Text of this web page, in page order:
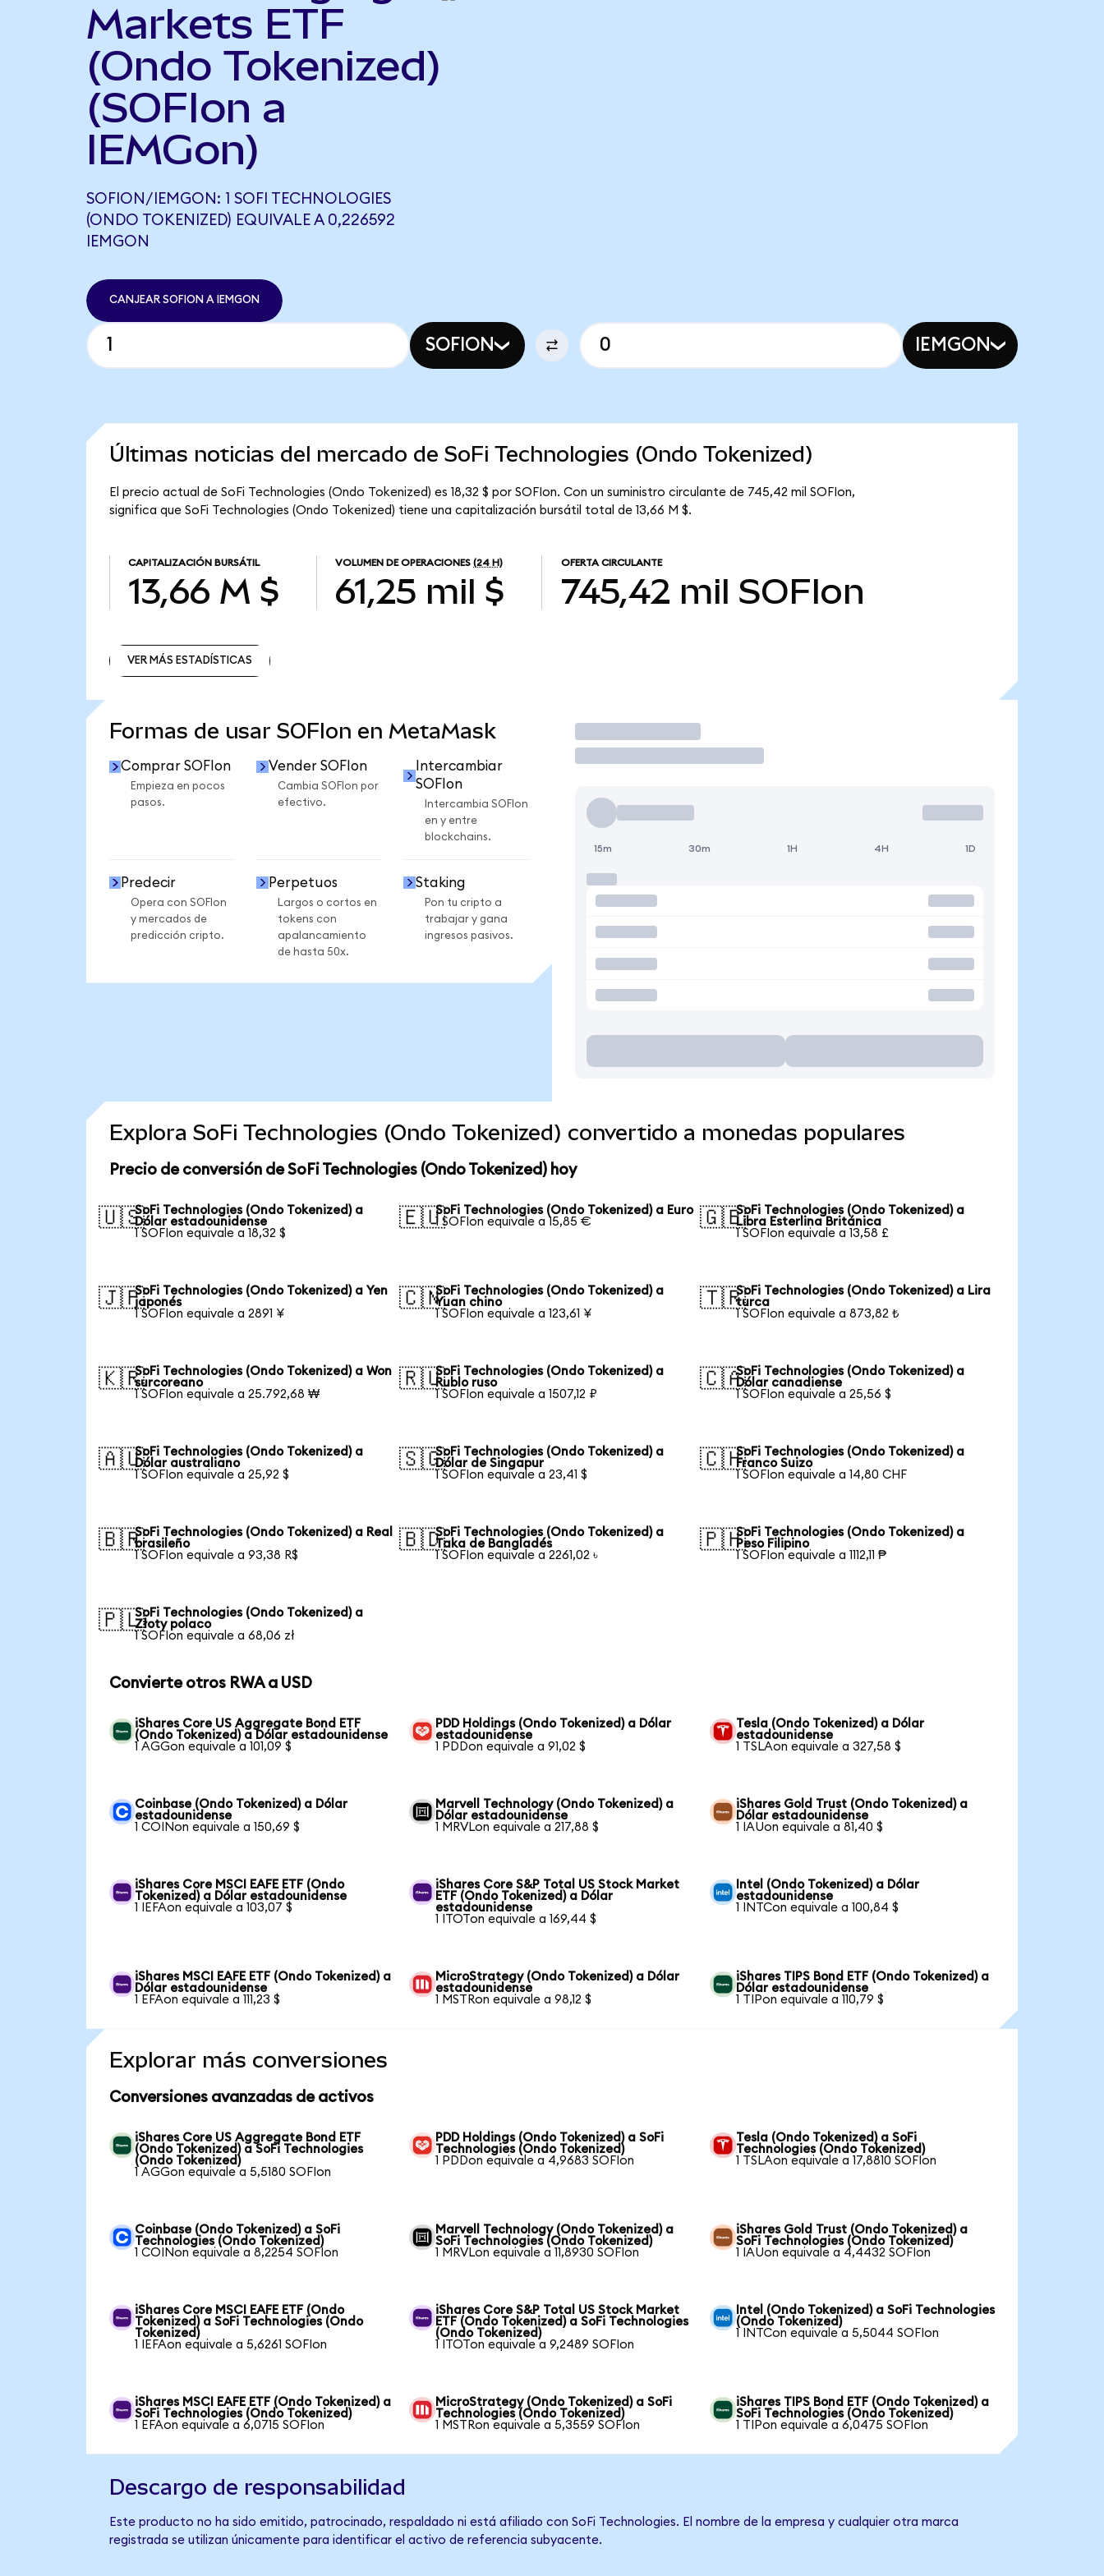
Markets ETF
(Ondo Tokenized)
(SOFIon a
IEMGon)
SOFION/IEMGON: 1 SOFI TECHNOLOGIES
(ONDO TOKENIZED) EQUIVALE A 0,226592
IEMGON
CANJEAR SOFION A IEMGON
SOFION IEMGON
Últimas noticias del mercado de SoFi Technologies (Ondo Tokenized)
El precio actual de SoFi Technologies (Ondo Tokenized) es 18,32 $ por SOFIon. Con un suministro circulante de 745,42 mil SOFIon,
significa que SoFi Technologies (Ondo Tokenized) tiene una capitalización bursátil total de 13,66 M $.
CAPITALIZACIÓN BURSÁTIL
13,66 M $
VOLUMEN DE OPERACIONES (24 H)
61,25 mil $
OFERTA CIRCULANTE
745,42 mil SOFIon
VER MÁS ESTADÍSTICAS
Formas de usar SOFIon en MetaMask
Comprar SOFIon
Empieza en pocos
pasos.
Vender SOFIon
Cambia SOFIon por
efectivo.
Intercambiar
SOFIon
Intercambia SOFIon
en y entre
blockchains.
Predecir
Opera con SOFIon
y mercados de
predicción cripto.
Perpetuos
Largos o cortos en
tokens con
apalancamiento
de hasta 50x.
Staking
Pon tu cripto a
trabajar y gana
ingresos pasivos.
Operar
15m 30m 1H 4H 1D
Explora SoFi Technologies (Ondo Tokenized) convertido a monedas populares
Precio de conversión de SoFi Technologies (Ondo Tokenized) hoy
🇺🇸SoFi Technologies (Ondo Tokenized) a
Dólar estadounidense
1 SOFIon equivale a 18,32 $
🇪🇺SoFi Technologies (Ondo Tokenized) a Euro
1 SOFIon equivale a 15,85 €
🇬🇧SoFi Technologies (Ondo Tokenized) a
Libra Esterlina Británica
1 SOFIon equivale a 13,58 £
🇯🇵SoFi Technologies (Ondo Tokenized) a Yen
japonés
1 SOFIon equivale a 2891 ¥
🇨🇳SoFi Technologies (Ondo Tokenized) a
Yuan chino
1 SOFIon equivale a 123,61 ¥
🇹🇷SoFi Technologies (Ondo Tokenized) a Lira
turca
1 SOFIon equivale a 873,82 ₺
🇰🇷SoFi Technologies (Ondo Tokenized) a Won
surcoreano
1 SOFIon equivale a 25.792,68 ₩
🇷🇺SoFi Technologies (Ondo Tokenized) a
Rublo ruso
1 SOFIon equivale a 1507,12 ₽
🇨🇦SoFi Technologies (Ondo Tokenized) a
Dólar canadiense
1 SOFIon equivale a 25,56 $
🇦🇺SoFi Technologies (Ondo Tokenized) a
Dólar australiano
1 SOFIon equivale a 25,92 $
🇸🇬SoFi Technologies (Ondo Tokenized) a
Dólar de Singapur
1 SOFIon equivale a 23,41 $
🇨🇭SoFi Technologies (Ondo Tokenized) a
Franco Suizo
1 SOFIon equivale a 14,80 CHF
🇧🇷SoFi Technologies (Ondo Tokenized) a Real
brasileño
1 SOFIon equivale a 93,38 R$
🇧🇩SoFi Technologies (Ondo Tokenized) a
Taka de Bangladés
1 SOFIon equivale a 2261,02 ৳
🇵🇭SoFi Technologies (Ondo Tokenized) a
Peso Filipino
1 SOFIon equivale a 1112,11 ₱
🇵🇱SoFi Technologies (Ondo Tokenized) a
Złoty polaco
1 SOFIon equivale a 68,06 zł
Convierte otros RWA a USD
iShares Core US Aggregate Bond ETF
(Ondo Tokenized) a Dólar estadounidense
1 AGGon equivale a 101,09 $
PDD Holdings (Ondo Tokenized) a Dólar
estadounidense
1 PDDon equivale a 91,02 $
Tesla (Ondo Tokenized) a Dólar
estadounidense
1 TSLAon equivale a 327,58 $
Coinbase (Ondo Tokenized) a Dólar
estadounidense
1 COINon equivale a 150,69 $
Marvell Technology (Ondo Tokenized) a
Dólar estadounidense
1 MRVLon equivale a 217,88 $
iShares Gold Trust (Ondo Tokenized) a
Dólar estadounidense
1 IAUon equivale a 81,40 $
iShares Core MSCI EAFE ETF (Ondo
Tokenized) a Dólar estadounidense
1 IEFAon equivale a 103,07 $
iShares Core S&P Total US Stock Market
ETF (Ondo Tokenized) a Dólar
estadounidense
1 ITOTon equivale a 169,44 $
Intel (Ondo Tokenized) a Dólar
estadounidense
1 INTCon equivale a 100,84 $
iShares MSCI EAFE ETF (Ondo Tokenized) a
Dólar estadounidense
1 EFAon equivale a 111,23 $
MicroStrategy (Ondo Tokenized) a Dólar
estadounidense
1 MSTRon equivale a 98,12 $
iShares TIPS Bond ETF (Ondo Tokenized) a
Dólar estadounidense
1 TIPon equivale a 110,79 $
Explorar más conversiones
Conversiones avanzadas de activos
iShares Core US Aggregate Bond ETF
(Ondo Tokenized) a SoFi Technologies
(Ondo Tokenized)
1 AGGon equivale a 5,5180 SOFIon
PDD Holdings (Ondo Tokenized) a SoFi
Technologies (Ondo Tokenized)
1 PDDon equivale a 4,9683 SOFIon
Tesla (Ondo Tokenized) a SoFi
Technologies (Ondo Tokenized)
1 TSLAon equivale a 17,8810 SOFIon
Coinbase (Ondo Tokenized) a SoFi
Technologies (Ondo Tokenized)
1 COINon equivale a 8,2254 SOFIon
Marvell Technology (Ondo Tokenized) a
SoFi Technologies (Ondo Tokenized)
1 MRVLon equivale a 11,8930 SOFIon
iShares Gold Trust (Ondo Tokenized) a
SoFi Technologies (Ondo Tokenized)
1 IAUon equivale a 4,4432 SOFIon
iShares Core MSCI EAFE ETF (Ondo
Tokenized) a SoFi Technologies (Ondo
Tokenized)
1 IEFAon equivale a 5,6261 SOFIon
iShares Core S&P Total US Stock Market
ETF (Ondo Tokenized) a SoFi Technologies
(Ondo Tokenized)
1 ITOTon equivale a 9,2489 SOFIon
Intel (Ondo Tokenized) a SoFi Technologies
(Ondo Tokenized)
1 INTCon equivale a 5,5044 SOFIon
iShares MSCI EAFE ETF (Ondo Tokenized) a
SoFi Technologies (Ondo Tokenized)
1 EFAon equivale a 6,0715 SOFIon
MicroStrategy (Ondo Tokenized) a SoFi
Technologies (Ondo Tokenized)
1 MSTRon equivale a 5,3559 SOFIon
iShares TIPS Bond ETF (Ondo Tokenized) a
SoFi Technologies (Ondo Tokenized)
1 TIPon equivale a 6,0475 SOFIon
Descargo de responsabilidad
Este producto no ha sido emitido, patrocinado, respaldado ni está afiliado con SoFi Technologies. El nombre de la empresa y cualquier otra marca
registrada se utilizan únicamente para identificar el activo de referencia subyacente.